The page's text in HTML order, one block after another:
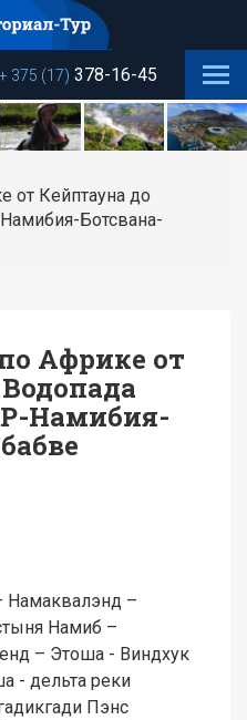
+ 375 (17) 378-16-45
от Кейптауна до
Ботсвана-
Африке от
Намибия-
Намаквалэнд –
Намиб –
– Этоша - Виндхук
- дельта реки
Пэнс